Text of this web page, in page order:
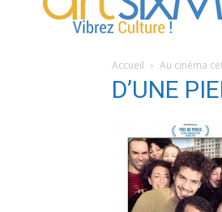
Accueil Au cinéma
D’UNE